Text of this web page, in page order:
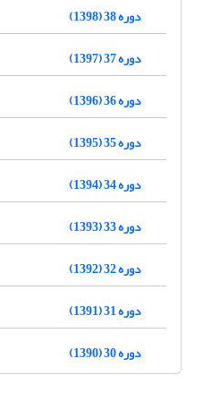
دوره 38 (1398)
دوره 37 (1397)
دوره 36 (1396)
دوره 35 (1395)
دوره 34 (1394)
دوره 33 (1393)
دوره 32 (1392)
دوره 31 (1391)
دوره 30 (1390)